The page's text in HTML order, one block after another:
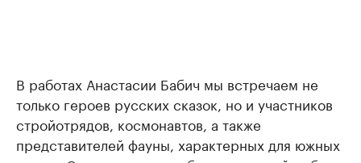
В работах Анастасии Бабич мы встречаем не
только героев русских сказок, но и участников
стройотрядов, космонавтов, а также
представителей фауны, характерных для южных